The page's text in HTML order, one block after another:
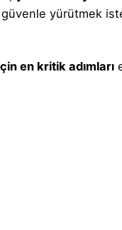
yürütmek
en kritik adımları